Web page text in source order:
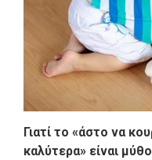
Γιατί το «άστο να
καλύτερα» είναι